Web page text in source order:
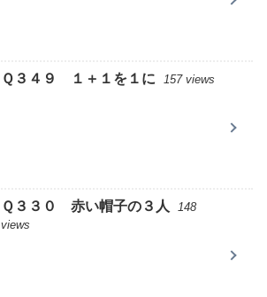
Ｑ３４９ １＋１を１に 157 views
Ｑ３３０ 赤い帽子の３人
148
views